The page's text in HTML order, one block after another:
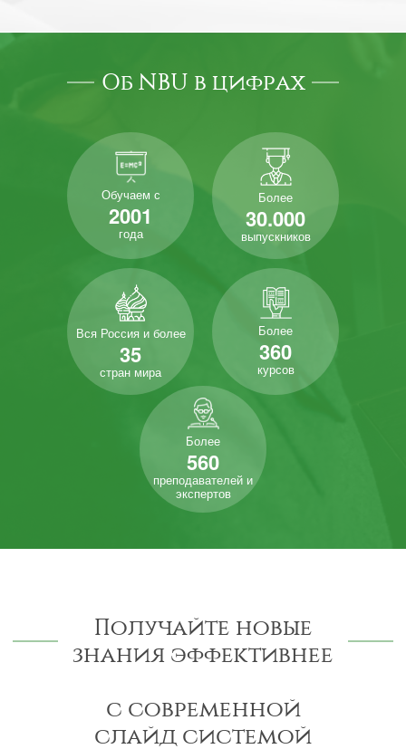
Об NBU в цифрах
Обучаем с
2001
года
Более
30.000
выпускников
Вся Россия и более
35
стран мира
Более
360
курсов
Более
560
преподавателей и
экспертов
Получайте новые
знания эффективнее
с современной
слайд системой